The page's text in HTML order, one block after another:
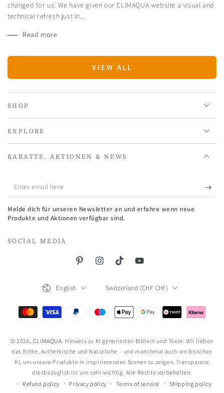
changed for us: We have given our CLIMAQUA website a visual and
technical refresh just in...
Read more
VIEW ALL
SHOP
EXPLORE
RABATTE, AKTIONEN & NEWS
Enter
email
here
Melde dich für unseren Newsletter an und erfahre wenn neue
Produkte und Aktionen verfügbar sind.
SOCIAL MEDIA
PinterestInstagramTikTokYouTube
© 2026, CLIMAQUA. Hinweis zu KI generierten Bildern und Texte: Wir lieben
das Echte, Authentische und Natürliche – und manchmal auch ein bisschen
KI, um unsere Produkte in inspirierenden Szenen zu zeigen. Transparenz
diesbezüglich ist uns sehr wichtig. Alle Rechte vorbehalten.
Refund policy
Privacy policy Terms of service
Shipping policy
English Switzerland (CHF CHF)
Payment